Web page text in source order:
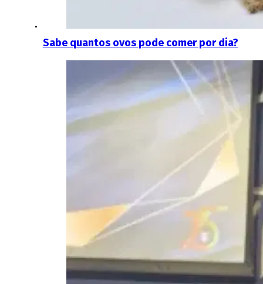
Sabe quantos ovos pode comer por dia?